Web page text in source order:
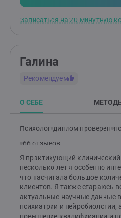
Записаться на 20-минутную
Галина
Рекомендуем
О СЕБЕ
Психолог диплом проверен
66 отзывов
Я практикующий клинический
несколько лет я особенно
что насчитала большое
клиентов. Я также стараюсь
актуальные научные данные
психиатрии и нейробиологии,
повышение квалификации и